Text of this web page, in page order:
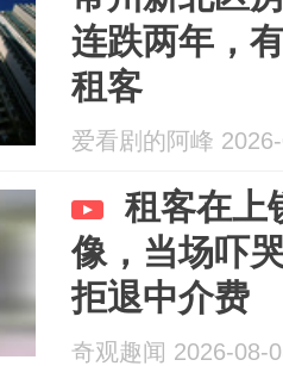
连跌两年，
租客
爱看剧的阿峰
租客在上
像，当场吓
拒退中介费
奇观趣闻 2026-08-